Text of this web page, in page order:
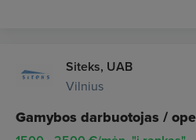
Siteks, UAB
Vilnius
Gamybos darbuotojas /